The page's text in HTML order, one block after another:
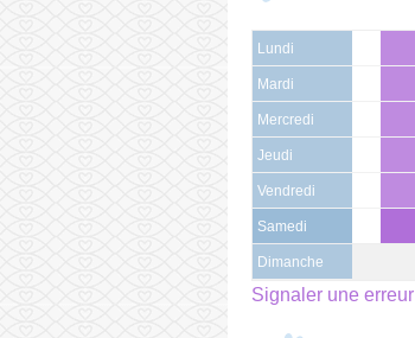
Lundi
Mardi
Mercredi
Jeudi
Vendredi
Samedi
Dimanche
Signaler une erreur